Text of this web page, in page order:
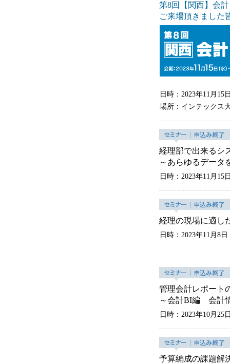
第8回【関西】会
ご来場頂きました
日時：2023年11月
場所：インテックス
経理部で出来るシ
～あらゆるデータ
日時：2023年11月15
経理の現場に適し
日時：2023年11月8
管理会計レポート
～会計BI編 会計
日時：2023年10月25
予算編成の課題解